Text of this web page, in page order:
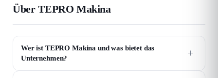
Über TEPRO Makina
Wer ist TEPRO Makina und was bietet das
Unternehmen?
+